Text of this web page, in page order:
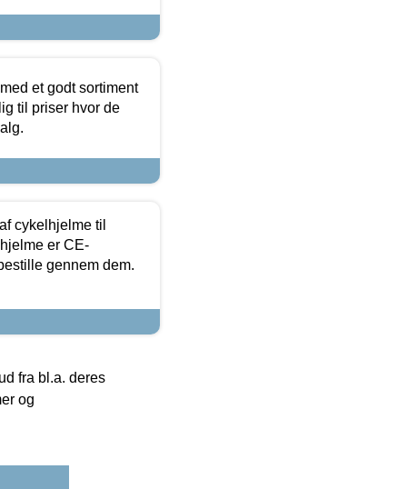
et godt sortiment
til priser hvor de
cykelhjelme til
er CE-
gennem dem.
fra bl.a. deres
og